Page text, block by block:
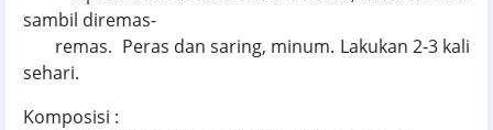
sambil diremas-
remas. Peras dan saring, minum. Lakukan 2-3 kali
sehari.
Komposisi :